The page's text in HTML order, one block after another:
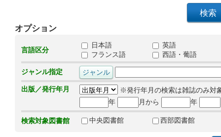
オプション
言語区分
日本語
英語
フランス語
西語・葡語
ジャンル指定
出版／発行年月
※発行年月の検索は雑誌のみ対
年
月から 年
検索対象図書館 中央図書館 西部図書館